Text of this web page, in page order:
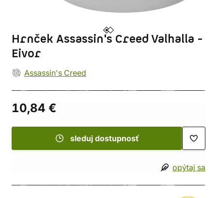
Hrnček Assassin's Creed Valhalla -
Eivor
Assassin's Creed
10,84 €
sleduj dostupnosť
opýtaj sa